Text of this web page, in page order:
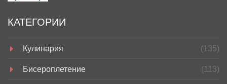
КАТЕГОРИИ
Кулинария (135)
Бисероплетение (113)